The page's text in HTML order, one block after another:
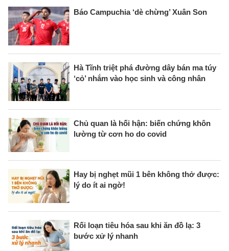
Báo Campuchia ‘dè chừng’ Xuân Son
Hà Tĩnh triệt phá đường dây bán ma túy
‘cỏ’ nhắm vào học sinh và công nhân
Chủ quan là hối hận: biến chứng khôn
lường từ cơn ho do covid
Hay bị nghẹt mũi 1 bên không thở được:
lý do ít ai ngờ!
Rối loạn tiêu hóa sau khi ăn đồ lạ: 3
bước xử lý nhanh